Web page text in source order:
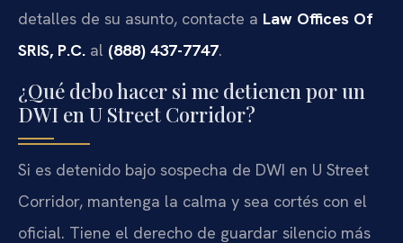
detalles de su asunto, contacte a Law Offices Of
SRIS, P.C. al (888) 437-7747.
¿Qué debo hacer si me detienen por un
DWI en U Street Corridor?
Si es detenido bajo sospecha de DWI en U Street
Corridor, mantenga la calma y sea cortés con el
oficial. Tiene el derecho de guardar silencio más